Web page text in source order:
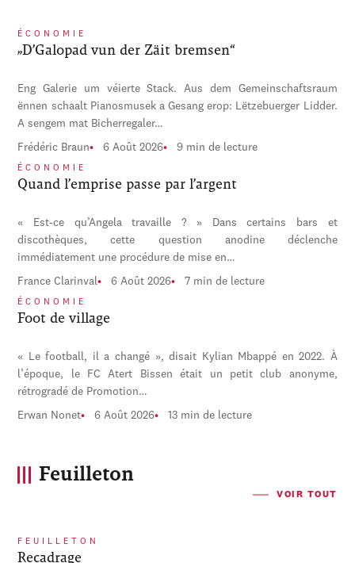
ÉCONOMIE
„D’Galopad vun der Zäit bremsen“
Eng Galerie um véierte Stack. Aus dem Gemeinschaftsraum
ënnen schaalt Pianosmusek a Gesang erop: Lëtzebuerger Lidder.
A sengem mat Bicherregaler…
Frédéric Braun 6 Août 2026 9 min de lecture
ÉCONOMIE
Quand l’emprise passe par l’argent
« Est-ce qu’Angela travaille ? » Dans certains bars et
discothèques, cette question anodine déclenche
immédiatement une procédure de mise en…
France Clarinval 6 Août 2026 7 min de lecture
ÉCONOMIE
Foot de village
« Le football, il a changé », disait Kylian Mbappé en 2022. À
l’époque, le FC Atert Bissen était un petit club anonyme,
rétrogradé de Promotion…
Erwan Nonet 6 Août 2026 13 min de lecture
Feuilleton
VOIR TOUT
FEUILLETON
Recadrage